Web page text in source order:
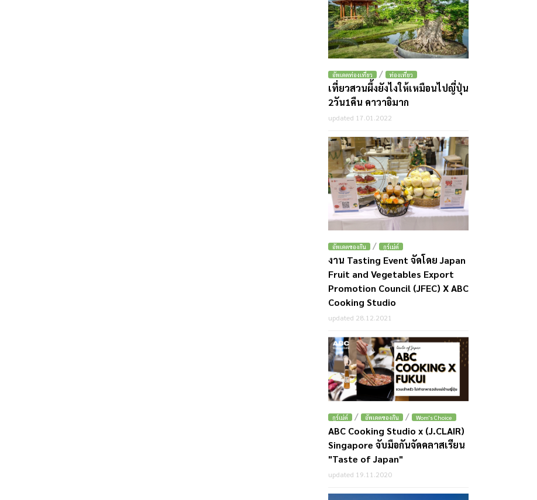
อัพเดตท่องเที่ยว / ท่องเที่ยว
เที่ยวสวนผึ้งยังไงให้เหมือนไปญี่ปุ่น
2วัน1คืน คาวาอิมาก
updated 17.01.2022
อัพเดตของกิน / กูร์เม่ต์
งาน Tasting Event จัดโดย Japan
Fruit and Vegetables Export
Promotion Council (JFEC) X ABC
Cooking Studio
updated 28.12.2021
กูร์เม่ต์ / อัพเดตของกิน / Wom's Choice
ABC Cooking Studio x (J.CLAIR)
Singapore จับมือกันจัดคลาสเรียน
"Taste of Japan"
updated 19.11.2020